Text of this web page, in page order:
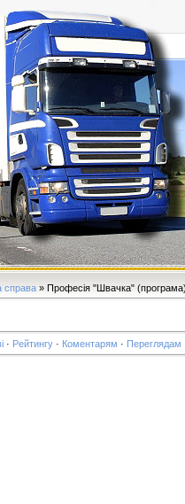
справа » Професія "Швачка" (програма)
· Рейтингу · Коментарям · Переглядам